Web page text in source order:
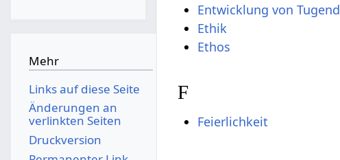
Entwicklung von Tugend
Ethik
Ethos
F
Feierlichkeit
Mehr
Links auf diese Seite
Änderungen an
verlinkten Seiten
Druckversion